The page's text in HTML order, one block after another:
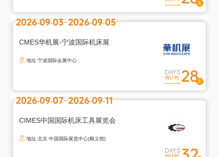
2026-09-03 2026-09-05
CMES华机展-宁波国际机床展
地址:宁波国际会展中心
DAYS
倒计时 28
2026-09-07 2026-09-11
CIMES中国国际机床工具展览会
地址:北京·中国国际展览中心(顺义馆)
DAYS
倒计时
退
登